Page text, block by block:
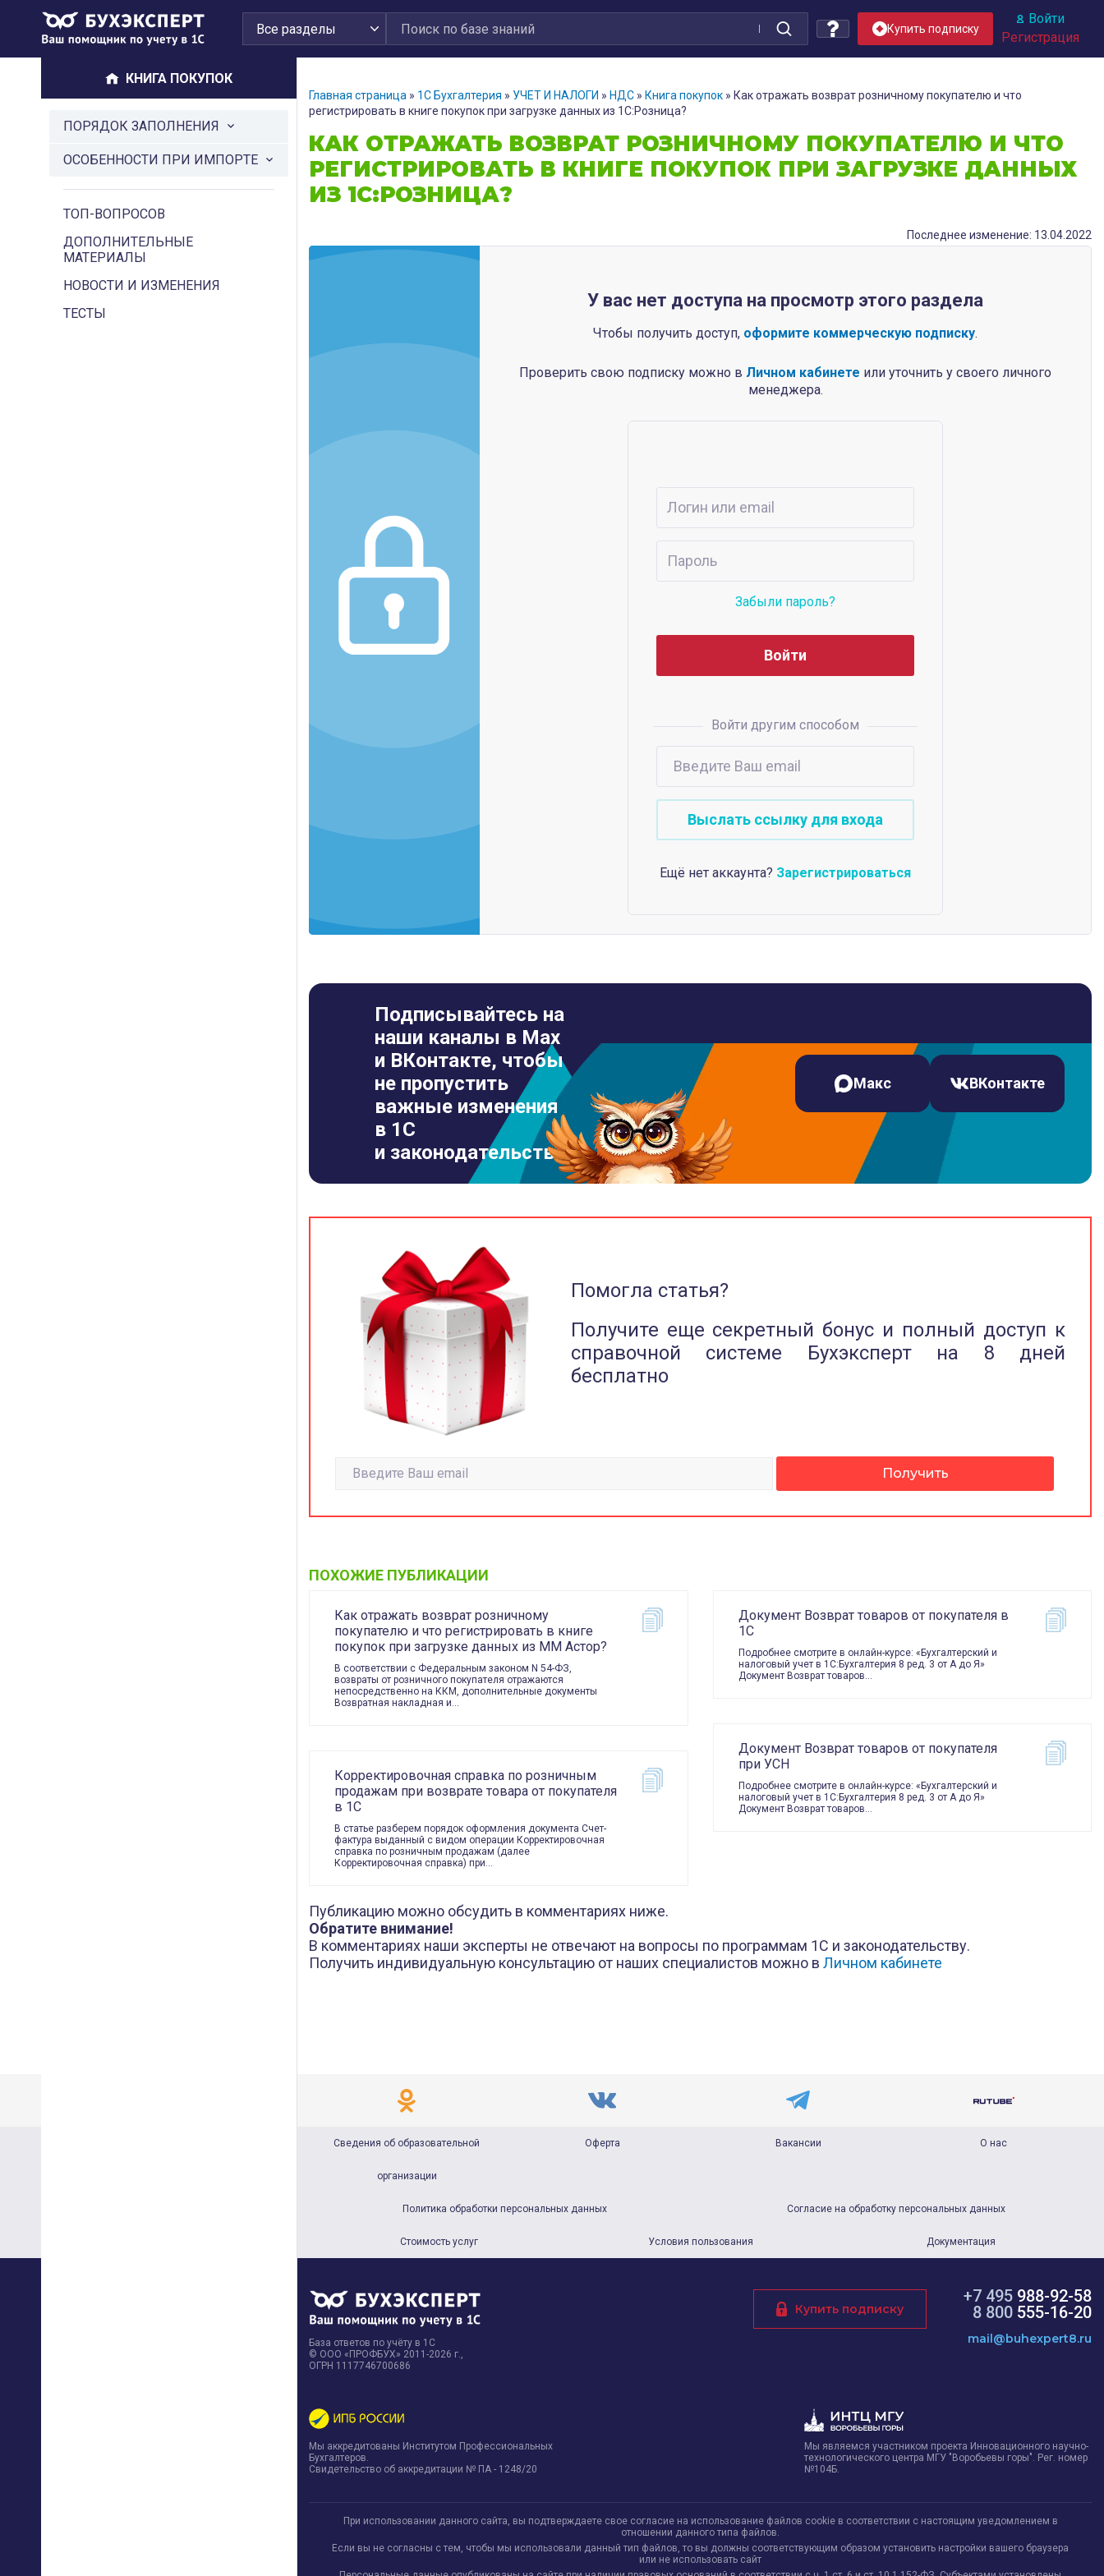
Купить подписку
Войти
Регистрация
Главная страница » 1С Бухгалтерия » УЧЕТ И НАЛОГИ » НДС » Книга покупок » Как отражать возврат розничному покупателю и что
регистрировать в книге покупок при загрузке данных из 1С:Розница?
КАК ОТРАЖАТЬ ВОЗВРАТ РОЗНИЧНОМУ ПОКУПАТЕЛЮ И ЧТО
РЕГИСТРИРОВАТЬ В КНИГЕ ПОКУПОК ПРИ ЗАГРУЗКЕ ДАННЫХ
ИЗ 1С:РОЗНИЦА?
Последнее изменение: 13.04.2022
У вас нет доступа на просмотр этого раздела
Чтобы получить доступ, оформите коммерческую подписку.
Проверить свою подписку можно в Личном кабинете или уточнить у своего личного
менеджера.
Забыли пароль?
Войти другим способом
Ещё нет аккаунта? Зарегистрироваться
Подписывайтесь на
наши каналы в Max
и ВКонтакте, чтобы
не пропустить
важные изменения
в 1С
и законодательстве
Макс ВКонтакте
Помогла статья?
Получите еще секретный бонус и полный доступ к
справочной системе Бухэксперт на 8 дней
бесплатно
ПОХОЖИЕ ПУБЛИКАЦИИ
Как отражать возврат розничному
покупателю и что регистрировать в книге
покупок при загрузке данных из ММ Астор?
В соответствии с Федеральным законом N 54-ФЗ,
возвраты от розничного покупателя отражаются
непосредственно на ККМ, дополнительные документы
Возвратная накладная и…
Корректировочная справка по розничным
продажам при возврате товара от покупателя
в 1С
В статье разберем порядок оформления документа Счет-
фактура выданный с видом операции Корректировочная
справка по розничным продажам (далее
Корректировочная справка) при…
Документ Возврат товаров от покупателя в
1С
Подробнее смотрите в онлайн-курсе: «Бухгалтерский и
налоговый учет в 1С:Бухгалтерия 8 ред. 3 от А до Я»
Документ Возврат товаров…
Документ Возврат товаров от покупателя
при УСН
Подробнее смотрите в онлайн-курсе: «Бухгалтерский и
налоговый учет в 1С:Бухгалтерия 8 ред. 3 от А до Я»
Документ Возврат товаров…
Публикацию можно обсудить в комментариях ниже.
Обратите внимание!
В комментариях наши эксперты не отвечают на вопросы по программам 1С и законодательству.
Получить индивидуальную консультацию от наших специалистов можно в Личном кабинете
КНИГА ПОКУПОК
ПОРЯДОК ЗАПОЛНЕНИЯ
ОСОБЕННОСТИ ПРИ ИМПОРТЕ
ТОП-ВОПРОСОВ
ДОПОЛНИТЕЛЬНЫЕ
МАТЕРИАЛЫ
НОВОСТИ И ИЗМЕНЕНИЯ
ТЕСТЫ
Сведения об образовательной
организации
Оферта Вакансии О нас
Политика обработки персональных данных Согласие на обработку персональных данных
Стоимость услуг Условия пользования Документация
База ответов по учёту в 1С
© ООО «ПРОФБУХ» 2011-2026 г.,
ОГРН 1117746700686
+7 495 988-92-58
8 800 555-16-20
mail@buhexpert8.ru
Купить подписку
Мы аккредитованы Институтом Профессиональных
Бухгалтеров.
Свидетельство об аккредитации № ПА - 1248/20
Мы являемся участником проекта Инновационного научно-
технологического центра МГУ "Воробьевы горы". Рег. номер
№104Б.
При использовании данного сайта, вы подтверждаете свое согласие на использование файлов cookie в соответствии с настоящим уведомлением в
отношении данного типа файлов.
Если вы не согласны с тем, чтобы мы использовали данный тип файлов, то вы должны соответствующим образом установить настройки вашего браузера
или не использовать сайт